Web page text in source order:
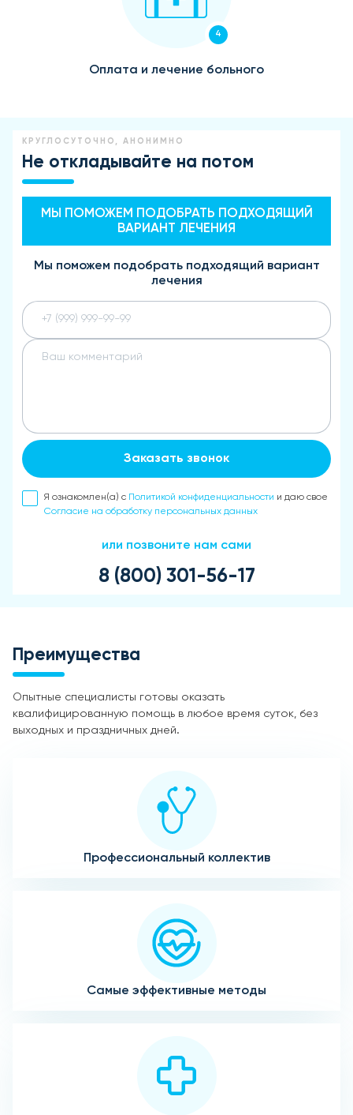
4
Оплата и лечение больного
КРУГЛОСУТОЧНО, АНОНИМНО
Не откладывайте на потом
МЫ ПОМОЖЕМ ПОДОБРАТЬ ПОДХОДЯЩИЙ
ВАРИАНТ ЛЕЧЕНИЯ
Мы поможем подобрать подходящий вариант
лечения
Заказать звонок
Я ознакомлен(а) с Политикой конфиденциальности и даю свое
Согласие на обработку персональных данных
или позвоните нам сами
8 (800) 301-56-17
Преимущества
Опытные специалисты готовы оказать
квалифицированную помощь в любое время суток, без
выходных и праздничных дней.
Профессиональный коллектив
Самые эффективные методы